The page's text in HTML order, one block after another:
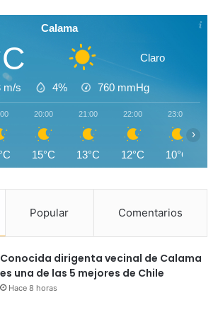
Calama
Claro
m/s 4% 760 mmHg
20:00
15°C
21:00
13°C
22:00
12°C
23:00
10°C
›
Popular Comentarios
Conocida dirigenta vecinal de Calama
es una de las 5 mejores de Chile
Hace 8 horas